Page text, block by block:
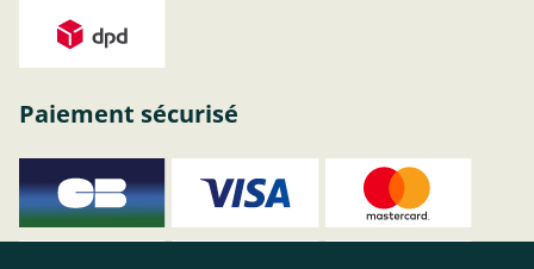
Paiement sécurisé